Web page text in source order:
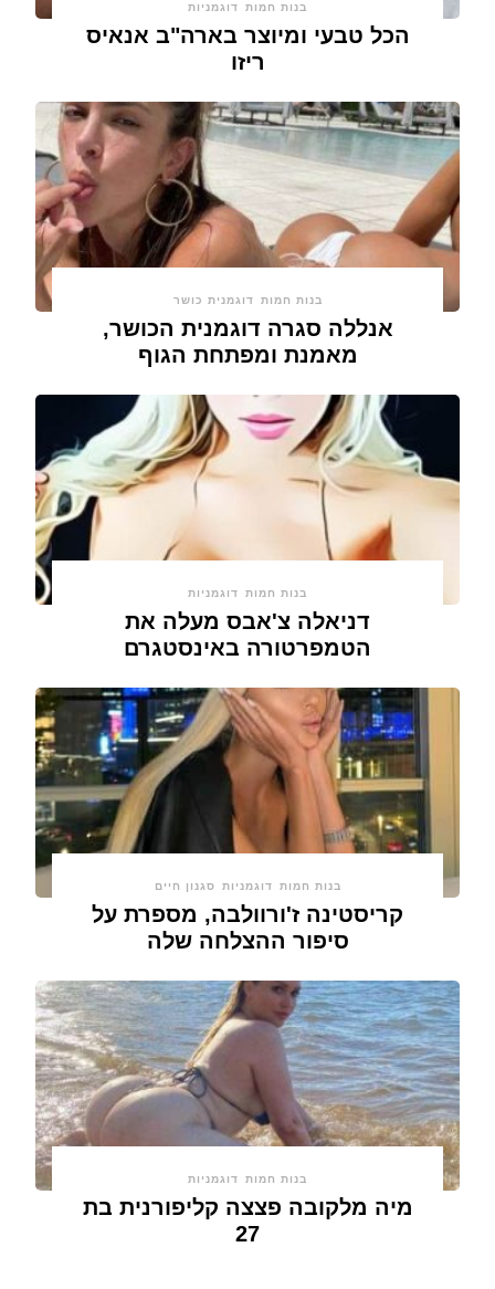
בנות חמות דוגמניות
הכל טבעי ומיוצר בארה"ב אנאיס
ריזו
בנות חמות דוגמנית כושר
אנללה סגרה דוגמנית הכושר,
מאמנת ומפתחת הגוף
בנות חמות דוגמניות
דניאלה צ'אבס מעלה את
הטמפרטורה באינסטגרם
בנות חמות דוגמניות סגנון חיים
קריסטינה ז'ורוולבה, מספרת על
סיפור ההצלחה שלה
בנות חמות דוגמניות
מיה מלקובה פצצה קליפורנית בת
27